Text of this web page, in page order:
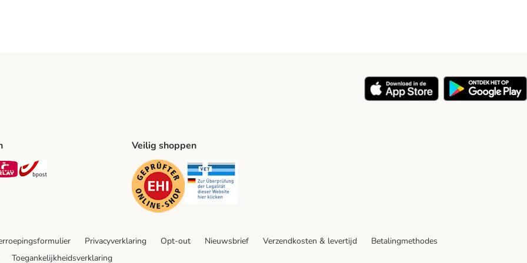
Method
Shipping Method
Mondial Relay Shipping Method
Veilig shoppen
Security
Privacyverklaring Opt-out Nieuwsbrief Verzendkosten & levertijd
Betalingmethodes
Toegankelijkheidsverklaring